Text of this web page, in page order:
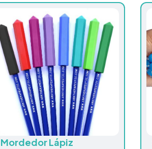
Mordedor Lápiz